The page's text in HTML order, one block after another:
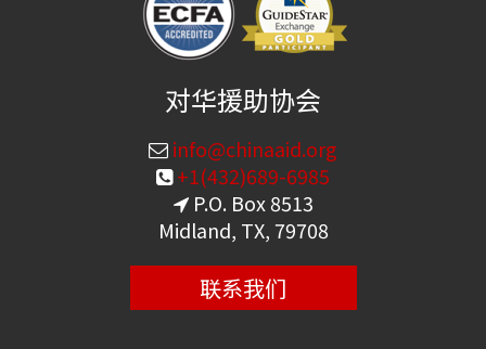
对华援助协会
info@chinaaid.org
+1(432)689-6985
P.O. Box 8513
Midland, TX, 79708
联系我们